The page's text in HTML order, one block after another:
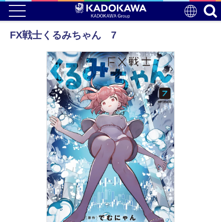
FX戦士くるみちゃん 7